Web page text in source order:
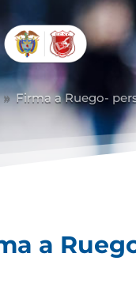
9 Firma a Ruego-
a